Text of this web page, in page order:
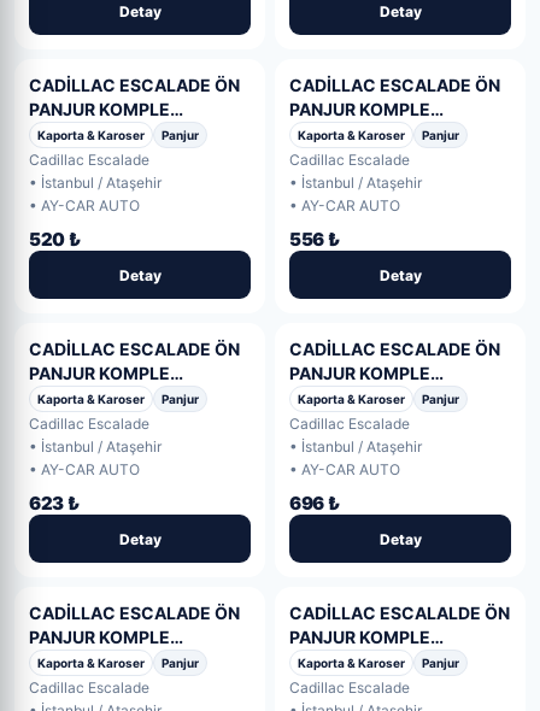
Detay Detay
CADİLLAC ESCALADE ÖN
PANJUR KOMPLE
(PLATINIUM) 1.KALİTE
2015- (7. Adet)
Kaporta & Karoser Panjur
Cadillac Escalade
• İstanbul / Ataşehir
• AY-CAR AUTO
520 ₺
Detay
CADİLLAC ESCALADE ÖN
PANJUR KOMPLE
(PLATINIUM) 1.KALİTE
2015- (6. Adet)
Kaporta & Karoser Panjur
Cadillac Escalade
• İstanbul / Ataşehir
• AY-CAR AUTO
556 ₺
Detay
CADİLLAC ESCALADE ÖN
PANJUR KOMPLE
(PLATINIUM) 1.KALİTE
2015- (5. Adet)
Kaporta & Karoser Panjur
Cadillac Escalade
• İstanbul / Ataşehir
• AY-CAR AUTO
623 ₺
Detay
CADİLLAC ESCALADE ÖN
PANJUR KOMPLE
(PLATINIUM) 1.KALİTE
2015- (4. Adet)
Kaporta & Karoser Panjur
Cadillac Escalade
• İstanbul / Ataşehir
• AY-CAR AUTO
696 ₺
Detay
CADİLLAC ESCALADE ÖN
PANJUR KOMPLE
(PLATINIUM) 1.KALİTE
2015- (3. Adet)
Kaporta & Karoser Panjur
Cadillac Escalade
CADİLLAC ESCALALDE ÖN
PANJUR KOMPLE
(PLATINIUM) SIFIR! 2015-
Kaporta & Karoser Panjur
Cadillac Escalade